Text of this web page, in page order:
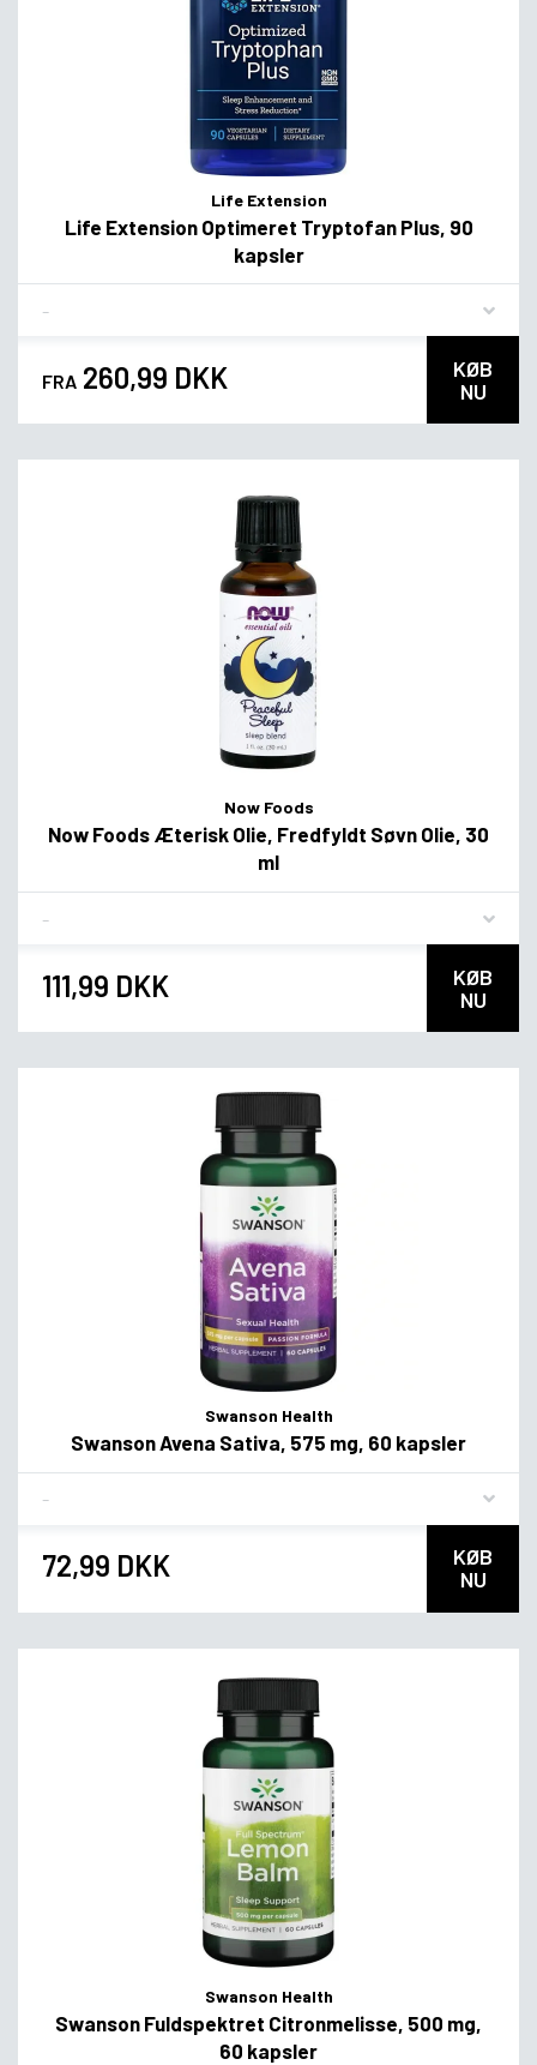
Life Extension
Life Extension Optimeret Tryptofan Plus, 90
kapsler
FRA 260,99 DKK
KØB
NU
Now Foods
Now Foods Æterisk Olie, Fredfyldt Søvn Olie, 30
ml
111,99 DKK
KØB
NU
Swanson Health
Swanson Avena Sativa, 575 mg, 60 kapsler
72,99 DKK
KØB
NU
Swanson Health
Swanson Fuldspektret Citronmelisse, 500 mg,
60 kapsler